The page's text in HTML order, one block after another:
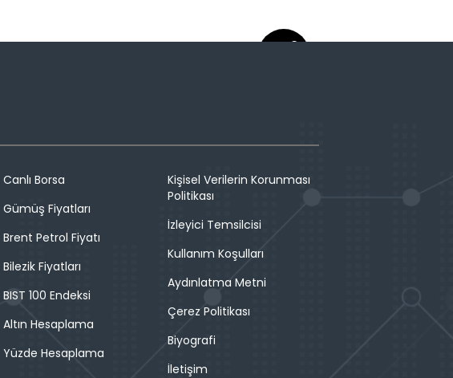
Canlı Borsa
Gümüş Fiyatları
Brent Petrol Fiyatı
Bilezik Fiyatları
BIST 100 Endeksi
Altın Hesaplama
Yüzde Hesaplama
Kişisel Verilerin Korunması
Politikası
İzleyici Temsilcisi
Kullanım Koşulları
Aydınlatma Metni
Çerez Politikası
Biyografi
İletişim